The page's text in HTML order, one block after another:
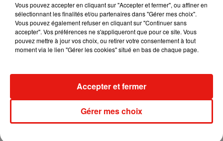
7 août 2026
dansant de l’année
collaboration tant attendue
Vous pouvez accepter en cliquant sur "Accepter et fermer", ou affiner en
sélectionnant les finalités et/ou partenaires dans "Gérer mes choix".
Vous pouvez également refuser en cliquant sur "Continuer sans
accepter". Vos préférences ne s'appliqueront que pour ce site. Vous
pouvez mettre à jour vos choix, ou retirer votre consentement à tout
moment via le lien "Gérer les cookies" situé en bas de chaque page.
Gérer mes choix
Accepter et fermer